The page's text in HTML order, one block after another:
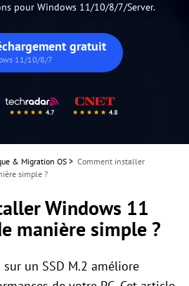
pour Windows 11/10/8/7/Server.
gratuit
11/10/8/7
& Migration OS> Comment installer
simple ?
Windows 11
manière simple ?
un SSD M.2 améliore